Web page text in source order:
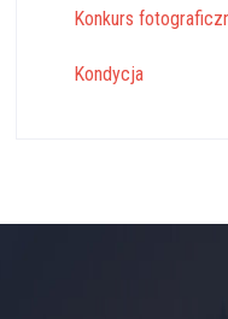
Konkurs
Kondycja